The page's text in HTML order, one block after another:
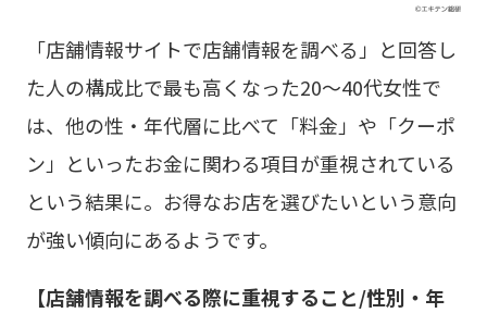
「店舗情報サイトで店舗情報を調べる」と回答し
た人の構成比で最も高くなった20～40代女性で
は、他の性・年代層に比べて「料金」や「クーポ
ン」といったお金に関わる項目が重視されている
という結果に。お得なお店を選びたいという意向
が強い傾向にあるようです。
【店舗情報を調べる際に重視すること/性別・年